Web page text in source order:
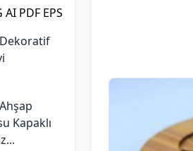
AI PDF EPS
Kapaklı